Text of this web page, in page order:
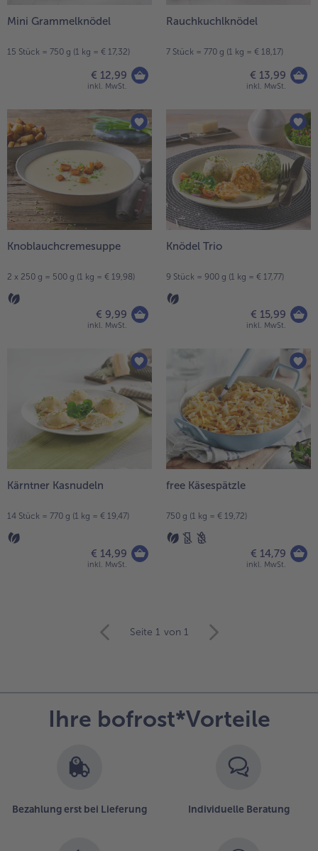
Mini Grammelknödel
15 Stück = 750 g (1 kg = € 17,32)
€ 12,99
inkl. MwSt.
Rauchkuchlknödel
7 Stück = 770 g (1 kg = € 18,17)
€ 13,99
inkl. MwSt.
Knoblauchcremesuppe
2 x 250 g = 500 g (1 kg = € 19,98)
€ 9,99
inkl. MwSt.
Knödel Trio
9 Stück = 900 g (1 kg = € 17,77)
€ 15,99
inkl. MwSt.
Kärntner Kasnudeln
14 Stück = 770 g (1 kg = € 19,47)
€ 14,99
inkl. MwSt.
free Käsespätzle
750 g (1 kg = € 19,72)
€ 14,79
inkl. MwSt.
Es
befinden
Seite 1 von 1
Ihre bofrost*Vorteile
Bezahlung erst bei Lieferung Individuelle Beratung